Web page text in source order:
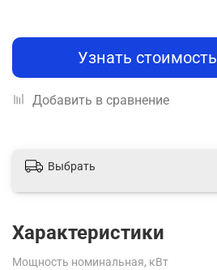
Узнать стоимость
Добавить в сравнение
Выбрать
Характеристики
Мощность номинальная, кВт